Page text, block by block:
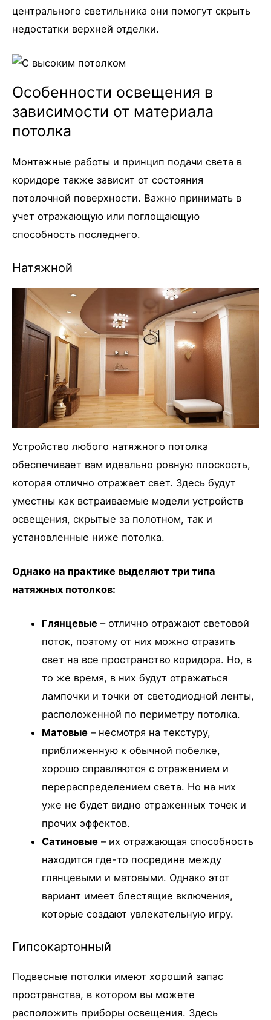
центрального светильника они помогут скрыть
недостатки верхней отделки.
Особенности освещения в
зависимости от материала
потолка
Монтажные работы и принцип подачи света в
коридоре также зависит от состояния
потолочной поверхности. Важно принимать в
учет отражающую или поглощающую
способность последнего.
Натяжной
Устройство любого натяжного потолка
обеспечивает вам идеально ровную плоскость,
которая отлично отражает свет. Здесь будут
уместны как встраиваемые модели устройств
освещения, скрытые за полотном, так и
установленные ниже потолка.
Однако на практике выделяют три типа
натяжных потолков:
Глянцевые – отлично отражают световой
поток, поэтому от них можно отразить
свет на все пространство коридора. Но, в
то же время, в них будут отражаться
лампочки и точки от светодиодной ленты,
расположенной по периметру потолка.
Матовые – несмотря на текстуру,
приближенную к обычной побелке,
хорошо справляются с отражением и
перераспределением света. Но на них
уже не будет видно отраженных точек и
прочих эффектов.
Сатиновые – их отражающая способность
находится где-то посредине между
глянцевыми и матовыми. Однако этот
вариант имеет блестящие включения,
которые создают увлекательную игру.
Гипсокартонный
Подвесные потолки имеют хороший запас
пространства, в котором вы можете
расположить приборы освещения. Здесь